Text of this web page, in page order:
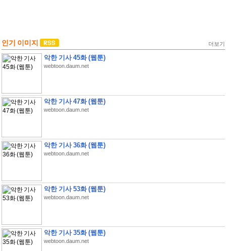
인기 이미지 더보기
악한 기사 45화 (웹툰)
webtoon.daum.net
악한 기사 47화 (웹툰)
webtoon.daum.net
악한 기사 36화 (웹툰)
webtoon.daum.net
악한 기사 53화 (웹툰)
webtoon.daum.net
악한 기사 35화 (웹툰)
webtoon.daum.net